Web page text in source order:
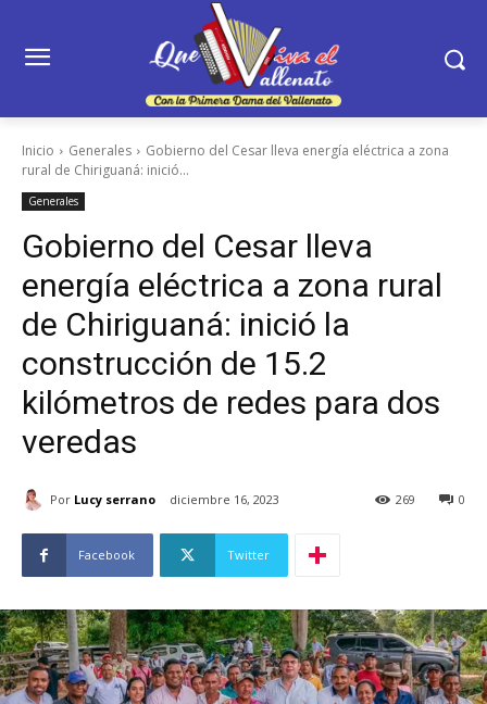
Inicio Generales
Gobierno del Cesar lleva energía eléctrica a zona
rural de Chiriguaná: inició...
Generales
Gobierno del Cesar lleva
energía eléctrica a zona rural
de Chiriguaná: inició la
construcción de 15.2
kilómetros de redes para dos
veredas
Por Lucy serrano diciembre 16, 2023 0
269
Facebook Twitter